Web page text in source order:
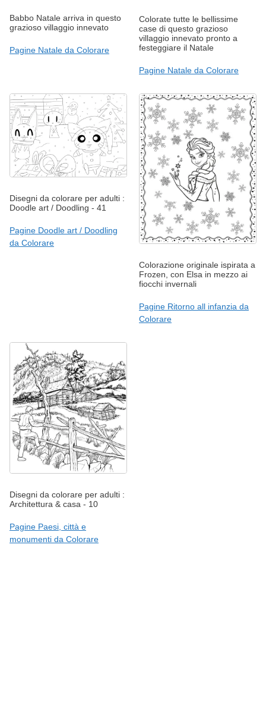
Babbo Natale arriva in questo
grazioso villaggio innevato
Pagine Natale da Colorare
Colorate tutte le bellissime
case di questo grazioso
villaggio innevato pronto a
festeggiare il Natale
Pagine Natale da Colorare
Disegni da colorare per adulti :
Doodle art / Doodling - 41
Pagine Doodle art / Doodling
da Colorare
Colorazione originale ispirata a
Frozen, con Elsa in mezzo ai
fiocchi invernali
Pagine Ritorno all infanzia da
Colorare
Disegni da colorare per adulti :
Architettura & casa - 10
Pagine Paesi, città e
monumenti da Colorare